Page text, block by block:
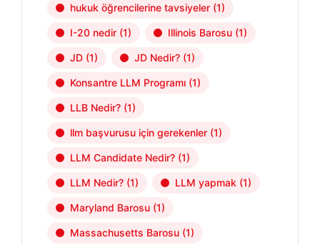
hukuk öğrencilerine tavsiyeler (1)
I-20 nedir (1) Illinois Barosu (1)
JD (1) JD Nedir? (1)
Konsantre LLM Programı (1)
LLB Nedir? (1)
llm başvurusu için gerekenler (1)
LLM Candidate Nedir? (1)
LLM Nedir? (1) LLM yapmak (1)
Maryland Barosu (1)
Massachusetts Barosu (1)